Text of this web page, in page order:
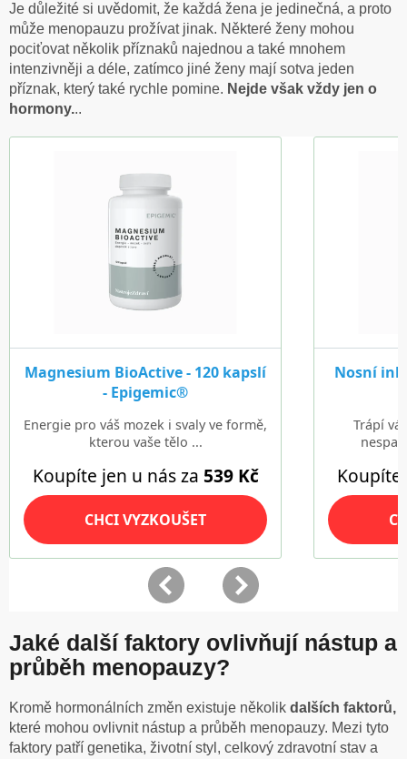
Je důležité si uvědomit, že každá žena je jedinečná, a proto
může menopauzu prožívat jinak. Některé ženy mohou
pociťovat několik příznaků najednou a také mnohem
intenzivněji a déle, zatímco jiné ženy mají sotva jeden
příznak, který také rychle pomine. Nejde však vždy jen o
hormony...
Jaké další faktory ovlivňují nástup a
průběh menopauzy?
Kromě hormonálních změn existuje několik dalších faktorů,
které mohou ovlivnit nástup a průběh menopauzy. Mezi tyto
faktory patří genetika, životní styl, celkový zdravotní stav a